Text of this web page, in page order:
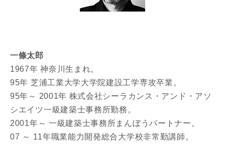
一條太郎
1967年 神奈川生まれ。
95年 芝浦工業大学大学院建設工学専攻卒業。
95年～ 2001年 株式会社シーラカンス・アンド・アソ
シエイツ一級建築士事務所勤務。
2001年～ 一級建築士事務所まんぼうパートナー。
07 ～ 11年職業能力開発総合大学校非常勤講師。